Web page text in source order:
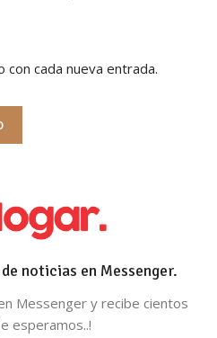
con cada nueva entrada.
noticias en Messenger.
Messenger y recibe cientos
esperamos..!